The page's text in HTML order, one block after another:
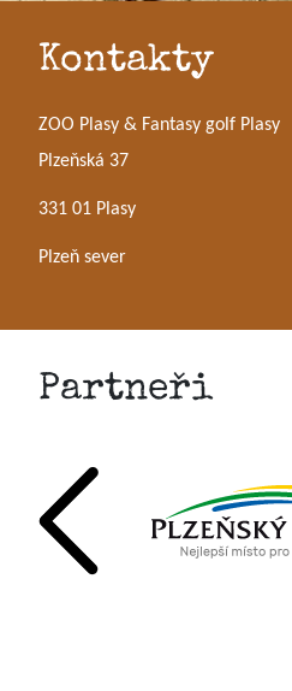
Kontakty
ZOO Plasy & Fantasy golf Plasy
Plzeňská 37
331 01 Plasy
Plzeň sever
Partneři